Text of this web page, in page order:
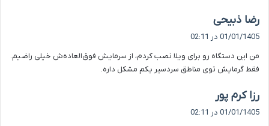
رضا ذبیحی
:
01/01/1405 در 02:11
من این دستگاه رو برای ویلا نصب کردم، از سرمایش فوق‌العاده‌ش خیلی راضیم.
فقط گرمایش توی مناطق سردسیر یکم مشکل داره.
رزا کرم پور
01/01/1405 در 02:11